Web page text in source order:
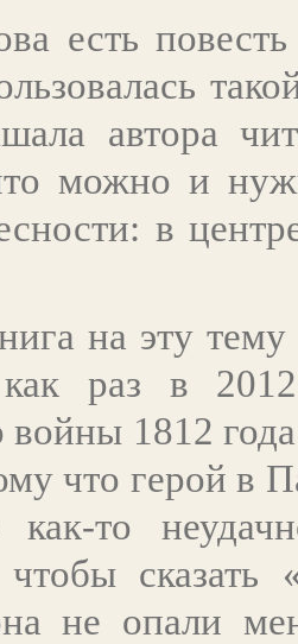
есть повесть
автора
можно и
в
на эту
раз в 2012
войны 1812
что герой в
как-то
чтобы
не опали